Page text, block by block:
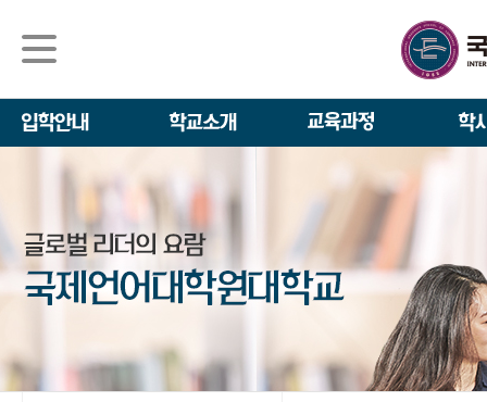
석사/박사과정
일반(내국인)전
외국인 유학생
모집요강
About IGSE
IGSE 소개
설립 이념과 비
학교법인
IGSE 발자취
학교 상징
석사과정
언어교육융합학
TESOL & 영어
영어·한국어교
외국어로서의
학사 일정
규정
IGSE News
학업 활동
장학제도
IT 지원 안내